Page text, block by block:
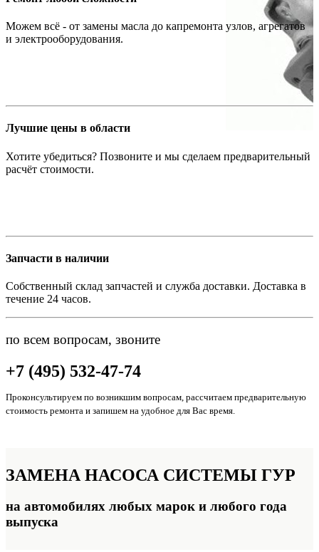
Можем всё - от замены масла до капремонта узлов, агрегатов
и электрооборудования.
Лучшие цены в области
Хотите убедиться? Позвоните и мы сделаем предварительный
расчёт стоимости.
Запчасти в наличии
Собственный склад запчастей и служба доставки. Доставка в
течение 24 часов.
по всем вопросам, звоните
+7 (495) 532-47-74
Проконсультируем по возникшим вопросам, рассчитаем предварительную
стоимость ремонта и запишем на удобное для Вас время.
ЗАМЕНА НАСОСА СИСТЕМЫ ГУР
на автомобилях любых марок и любого года
выпуска